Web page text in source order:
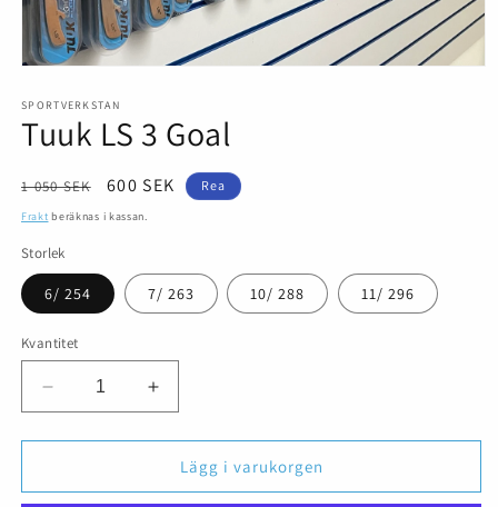
1
i
modalfönster
SPORTVERKSTAN
Tuuk LS 3 Goal
Ordinarie
pris
1 050 SEK Försäljningspris
600 SEK Rea
Frakt beräknas i kassan.
Storlek
6/ 254 7/ 263 10/ 288 11/ 296
Kvantitet
Minska
kvantitet
för
LS
Öka
kvantitet
för
Tuuk
LS
Lägg i varukorgen